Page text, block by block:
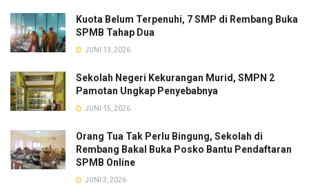
Kuota Belum Terpenuhi, 7 SMP di Rembang Buka
SPMB Tahap Dua
JUNI 13, 2026
Sekolah Negeri Kekurangan Murid, SMPN 2
Pamotan Ungkap Penyebabnya
JUNI 15, 2026
Orang Tua Tak Perlu Bingung, Sekolah di
Rembang Bakal Buka Posko Bantu Pendaftaran
SPMB Online
JUNI 3, 2026